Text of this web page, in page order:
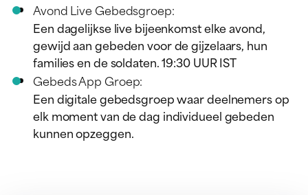
Avond Live Gebedsgroep:
Een dagelijkse live bijeenkomst elke avond,
gewijd aan gebeden voor de gijzelaars, hun
families en de soldaten. 19:30 UUR IST
Gebeds App Groep:
Een digitale gebedsgroep waar deelnemers op
elk moment van de dag individueel gebeden
kunnen opzeggen.